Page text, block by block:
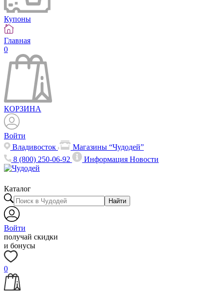
Купоны
Главная
0
КОРЗИНА
Войти
Владивосток
Магазины “Чудодей”
8 (800) 250-06-92
ИнформацияНовости
Каталог
Найти
Войти
получай скидки
и бонусы
0